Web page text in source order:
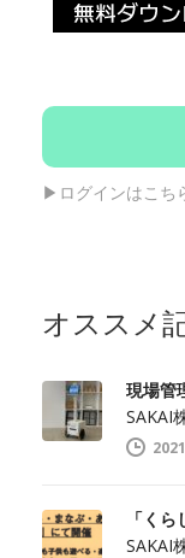
▶︎ログインはこち
オススメ
SAKAI
SAKAI